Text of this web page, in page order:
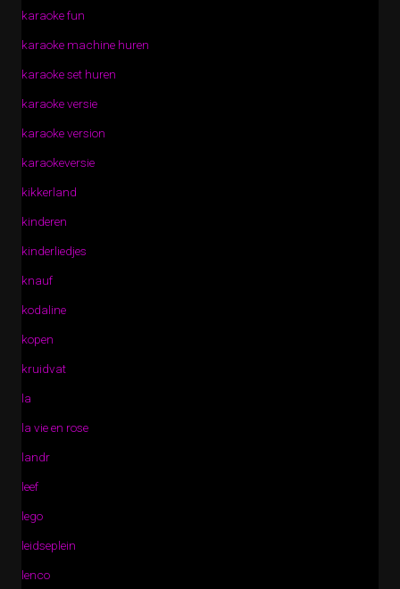
karaoke fun
karaoke machine huren
karaoke set huren
karaoke versie
karaoke version
karaokeversie
kikkerland
kinderen
kinderliedjes
knauf
kodaline
kopen
kruidvat
la
la vie en rose
landr
leef
lego
leidseplein
lenco